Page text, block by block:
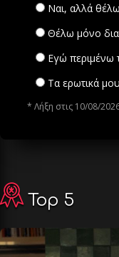
Ναι, αλλά
Θέλω μόνο
Εγώ περιμένω
Τα ερωτικά
* Λήξη στις 10/08/
Top 5